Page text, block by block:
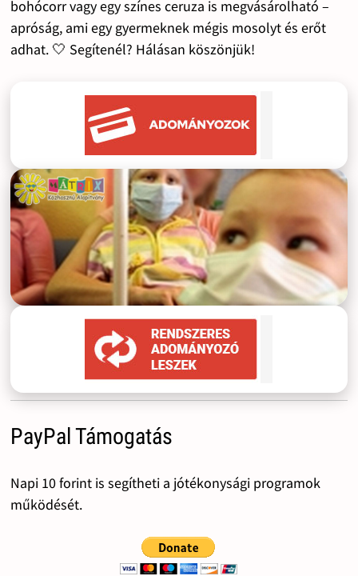
bohócorr vagy egy színes ceruza is megvásárolható –
apróság, ami egy gyermeknek mégis mosolyt és erőt
adhat. 🤍 Segítenél? Hálásan köszönjük!
PayPal Támogatás
Napi 10 forint is segítheti a jótékonysági programok
működését.